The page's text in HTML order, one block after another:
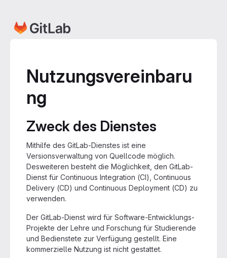
Nutzungsvereinbaru
ng
Zweck des Dienstes
Mithilfe des GitLab-Dienstes ist eine
Versionsverwaltung von Quellcode möglich.
Desweiteren besteht die Möglichkeit, den GitLab-
Dienst für Continuous Integration (CI), Continuous
Delivery (CD) und Continuous Deployment (CD) zu
verwenden.
Der GitLab-Dienst wird für Software-Entwicklungs-
Projekte der Lehre und Forschung für Studierende
und Bedienstete zur Verfügung gestellt. Eine
kommerzielle Nutzung ist nicht gestattet.